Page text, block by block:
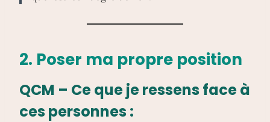
2. Poser ma propre position
QCM – Ce que je ressens face à
ces personnes :